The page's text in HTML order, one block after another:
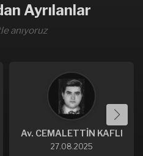
Ayrılanlar
anıyoruz
Av. CEMALETTİN KAFLI
27.08.2025